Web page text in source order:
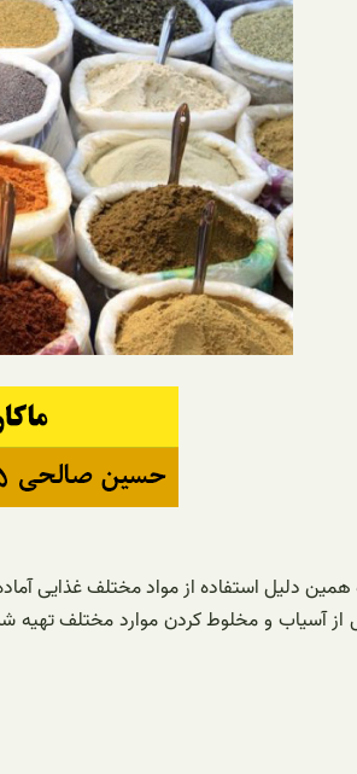
همین دلیل استفاده از مواد مختلف غذایی
آسیاب و مخلوط کردن موارد مختلف